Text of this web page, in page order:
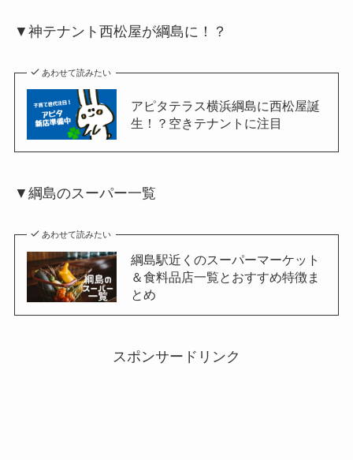
▼神テナント西松屋が綱島に！？
あわせて読みたい
アピタテラス横浜綱島に西松屋誕
生！？空きテナントに注目
▼綱島のスーパー一覧
あわせて読みたい
綱島駅近くのスーパーマーケット
＆食料品店一覧とおすすめ特徴ま
とめ
スポンサードリンク